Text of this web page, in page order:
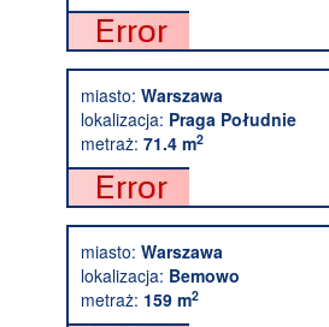
miasto: Warszawa
lokalizacja: Praga Południe
metraż: 71.4 m2
miasto: Warszawa
lokalizacja: Bemowo
metraż: 159 m2